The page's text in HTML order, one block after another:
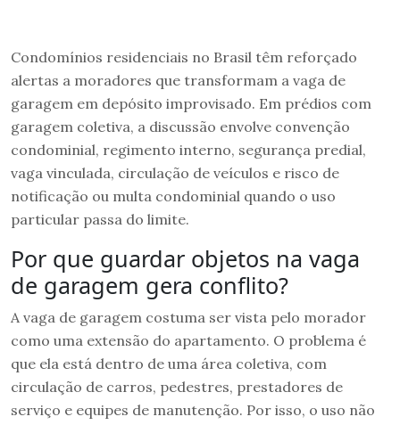
Condomínios residenciais no Brasil têm reforçado
alertas a moradores que transformam a vaga de
garagem em depósito improvisado. Em prédios com
garagem coletiva, a discussão envolve convenção
condominial, regimento interno, segurança predial,
vaga vinculada, circulação de veículos e risco de
notificação ou multa condominial quando o uso
particular passa do limite.
Por que guardar objetos na vaga
de garagem gera conflito?
A vaga de garagem costuma ser vista pelo morador
como uma extensão do apartamento. O problema é
que ela está dentro de uma área coletiva, com
circulação de carros, pedestres, prestadores de
serviço e equipes de manutenção. Por isso, o uso não